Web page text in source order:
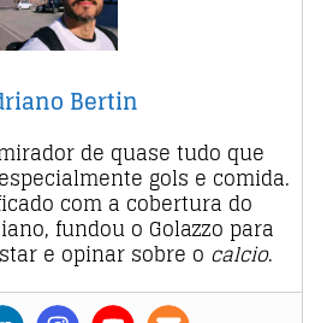
Bertin
de quase tudo que
gols e comida.
com a cobertura do
fundou o Golazzo para
e opinar sobre o calcio.